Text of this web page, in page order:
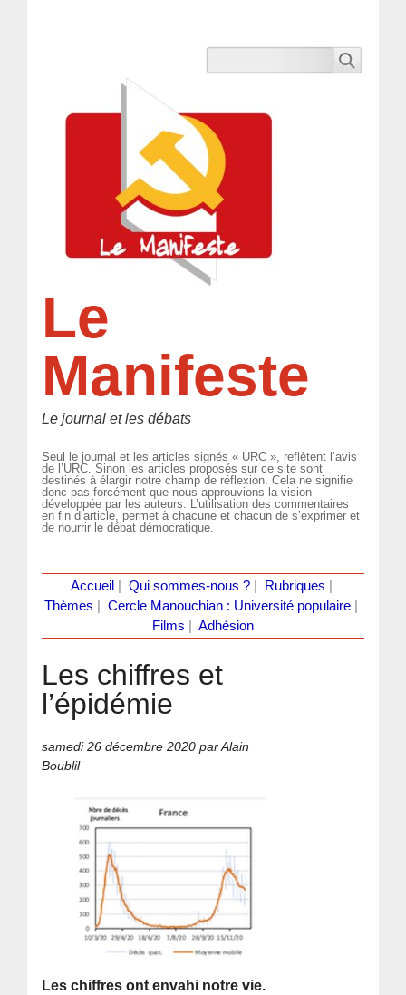
Le
Manifeste
Le journal et les débats
Seul le journal et les articles signés « URC », reflètent l’avis
de l’URC. Sinon les articles proposés sur ce site sont
destinés à élargir notre champ de réflexion. Cela ne signifie
donc pas forcément que nous approuvions la vision
développée par les auteurs. L’utilisation des commentaires
en fin d’article, permet à chacune et chacun de s’exprimer et
de nourrir le débat démocratique.
Accueil Qui sommes-nous ?| Rubriques
Thèmes
Cercle Manouchian : Université populaire
Films
Adhésion
Les chiffres et
l’épidémie
samedi 26 décembre 2020 par Alain
Boublil
Les chiffres ont envahi notre vie.